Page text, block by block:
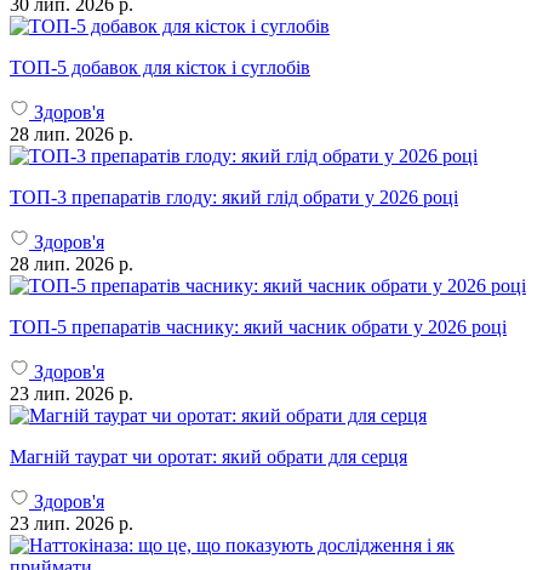
ТОП-5 добавок для кісток і суглобів
Здоров'я
28 лип. 2026 р.
ТОП-3 препаратів глоду: який глід обрати у 2026 році
Здоров'я
28 лип. 2026 р.
ТОП-5 препаратів часнику: який часник обрати у 2026 році
Здоров'я
23 лип. 2026 р.
Магній таурат чи оротат: який обрати для серця
Здоров'я
23 лип. 2026 р.